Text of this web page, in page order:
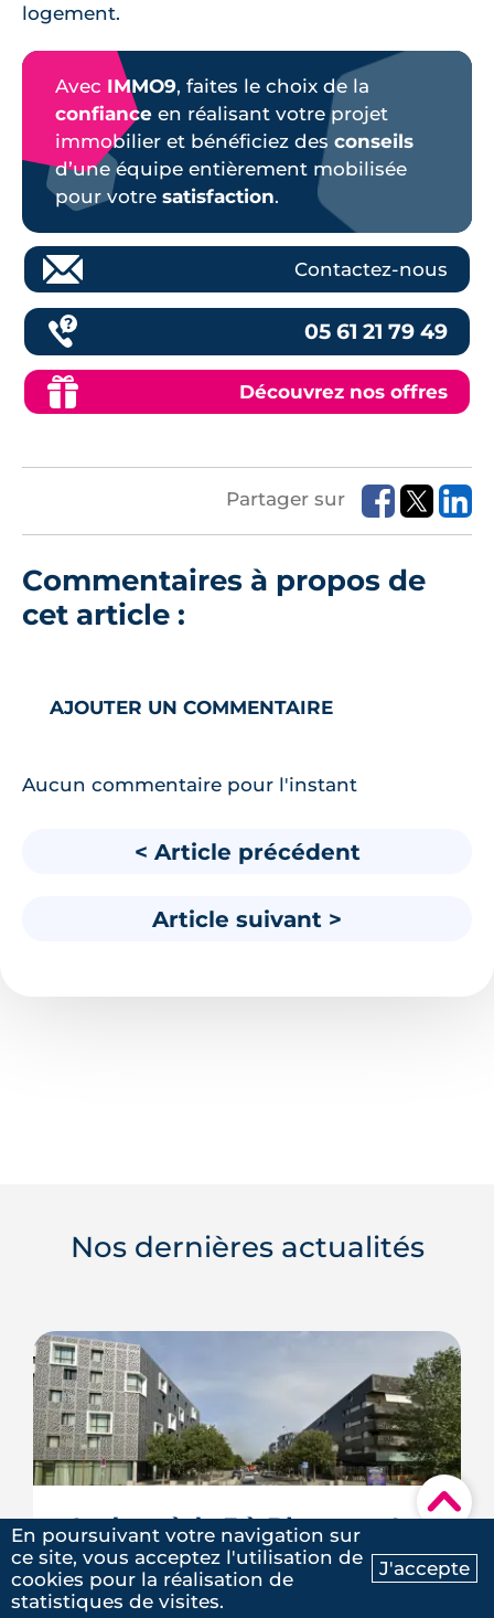
Ma recherche Contactez-nous
▾
logement.
Avec IMMO9, faites le choix de la
confiance en réalisant votre projet
immobilier et bénéficiez des conseils
d’une équipe entièrement mobilisée
pour votre satisfaction.
Contactez-nous
05 61 21 79 49
Découvrez nos offres
Partager sur
Commentaires à propos de
cet article :
AJOUTER UN COMMENTAIRE
Aucun commentaire pour l'instant
< Article précédent
Article suivant >
Nos dernières actualités
Andromède 3 à Blagnac : Le
projet de 1700 logements
neufs compromis par un
En poursuivant votre navigation sur
ce site, vous acceptez l'utilisation de
cookies pour la réalisation de
statistiques de visites.
J'accepte